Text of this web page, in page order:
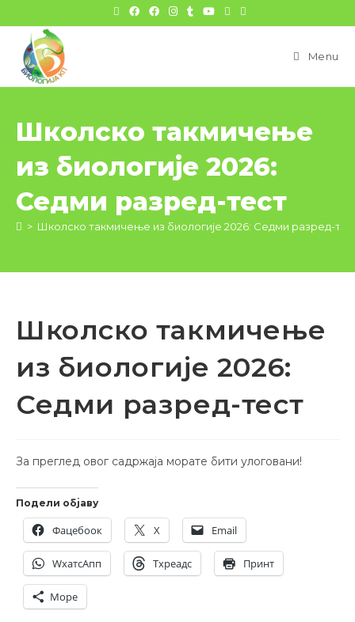
Menu
Школско такмичење
из биологије 2026:
Седми разред-тест
> Школско такмичење из биологије 2026: Седми разред-
Школско такмичење
из биологије 2026:
Седми разред-тест
За преглед овог садржаја морате бити улоговани!
Подели објаву
Фацебоок X Email
WхатсАпп Тхреадс Принт
Море